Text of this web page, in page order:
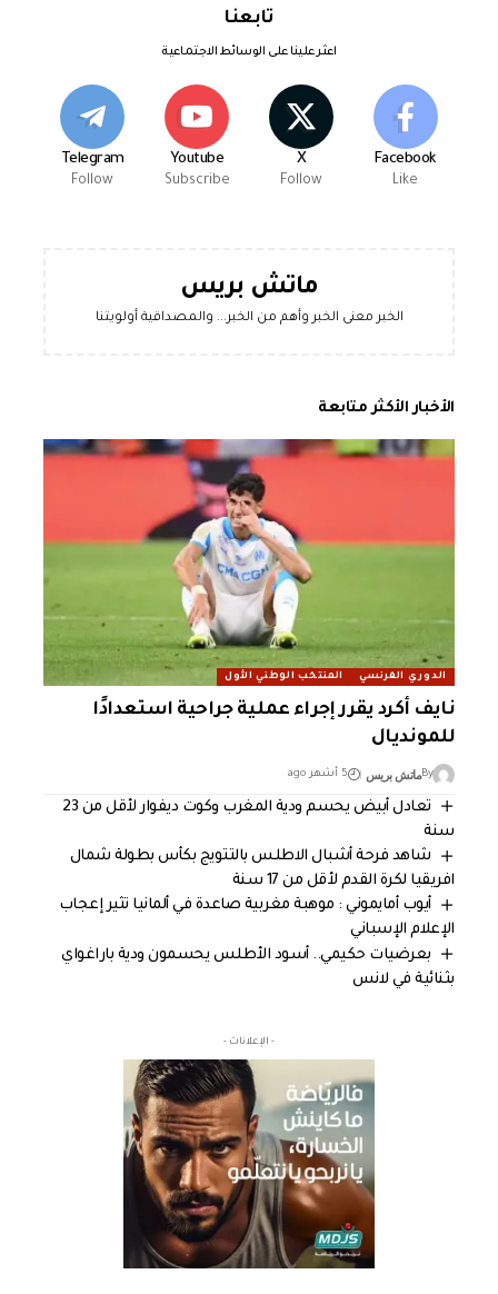
تابعنا
اعثر علينا على الوسائط الاجتماعية
Facebook
Like
X
Follow
Youtube
Subscribe
Telegram
Follow
ماتش بريس
الخبر معنى الخبر وأهم من الخبر... والمصداقية أولويتنا
الأخبار الأكثر متابعة
الدوري الفرنسي المنتخب الوطني الأول
نايف أكرد يقرر إجراء عملية جراحية استعدادًا
للمونديال
Byماتش بريس 5 أشهر ago
تعادل أبيض يحسم ودية المغرب وكوت ديفوار لأقل من 23
سنة
شاهد فرحة أشبال الاطلس بالتتويج بكأس بطولة شمال
افريقيا لكرة القدم لأقل من 17 سنة
أيوب أمايموني : موهبة مغربية صاعدة في ألمانيا تثير إعجاب
الإعلام الإسباني
بعرضيات حكيمي.. أسود الأطلس يحسمون ودية باراغواي
بثنائية في لانس
- الإعلانات -